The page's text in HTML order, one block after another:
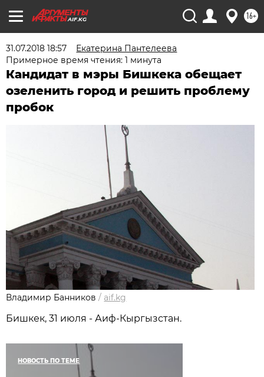
AIF.KG 16+
31.07.2018 18:57
Екатерина Пантелеева
Примерное время чтения: 1 минута
Кандидат в мэры Бишкека обещает
озеленить город и решить проблему
пробок
Владимир Банников / aif.kg
Бишкек, 31 июля - Аиф-Кыргызстан.
НОВОСТЬ ПО ТЕМЕ